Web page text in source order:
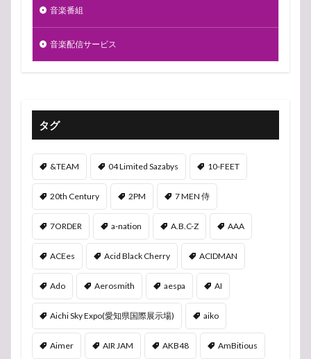
音楽番組
音楽配信サービス
タグ
&TEAM 04 Limited Sazabys 10-FEET
20th Century 2PM 7 MEN 侍
7ORDER a-nation A.B.C-Z AAA
ACEes Acid Black Cherry ACIDMAN
Ado Aerosmith aespa AI
Aichi Sky Expo(愛知県国際展示場) aiko
Aimer AIR JAM AKB48 AmBitious